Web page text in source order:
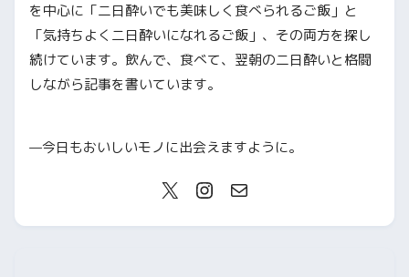
を中心に「二日酔いでも美味しく食べられるご飯」と
「気持ちよく二日酔いになれるご飯」、その両方を探し
続けています。飲んで、食べて、翌朝の二日酔いと格闘
しながら記事を書いています。
—今日もおいしいモノに出会えますように。